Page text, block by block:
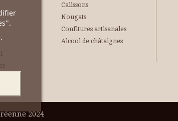
Calissons
Nougats
Confitures artisanales
Alcool de châtaignes
2024